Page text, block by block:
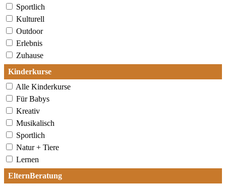
Sportlich
Kulturell
Outdoor
Erlebnis
Zuhause
Kinderkurse
Alle Kinderkurse
Für Babys
Kreativ
Musikalisch
Sportlich
Natur + Tiere
Lernen
ElternBeratung